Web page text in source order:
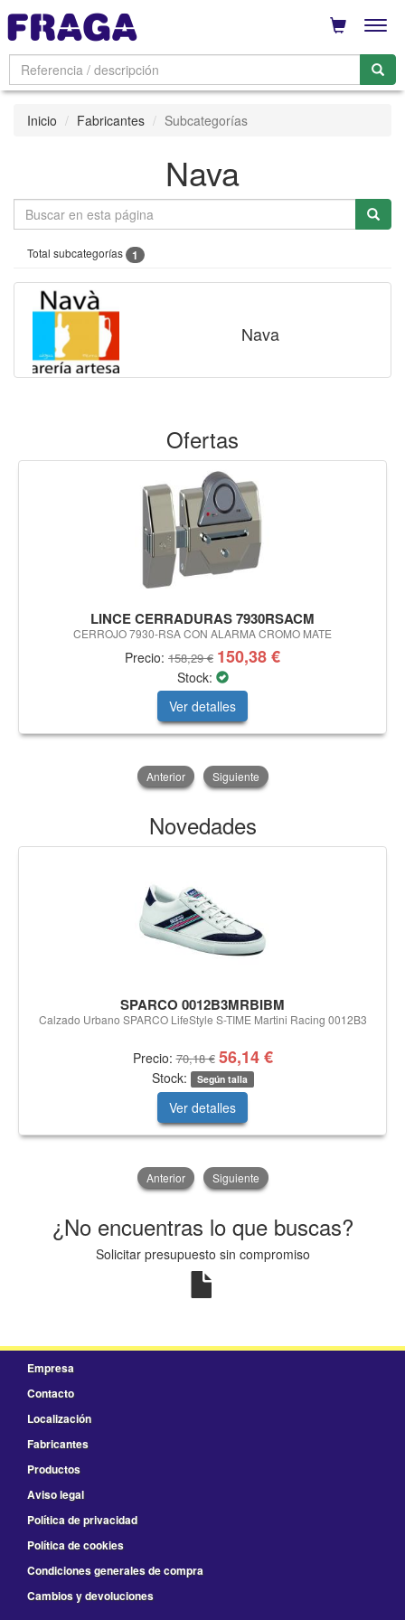
Inicio Fabricantes Subcategorías
Nava
Total subcategorías 1
Nava
Ofertas
LINCE CERRADURAS 7930RSACM
CERROJO 7930-RSA CON ALARMA CROMO MATE
Precio: 158,29 € 150,38 €
Stock:
Ver detalles
Anterior Siguiente
Novedades
SPARCO 0012B3MRBIBM
Calzado Urbano SPARCO LifeStyle S-TIME Martini Racing 0012B3
Precio:70,18 € 56,14 €
Stock: Según talla
Ver detalles
Anterior Siguiente
¿No encuentras lo que buscas?
Solicitar presupuesto sin compromiso
Empresa
Contacto
Localización
Fabricantes
Productos
Aviso legal
Política de privacidad
Política de cookies
Condiciones generales de compra
Cambios y devoluciones